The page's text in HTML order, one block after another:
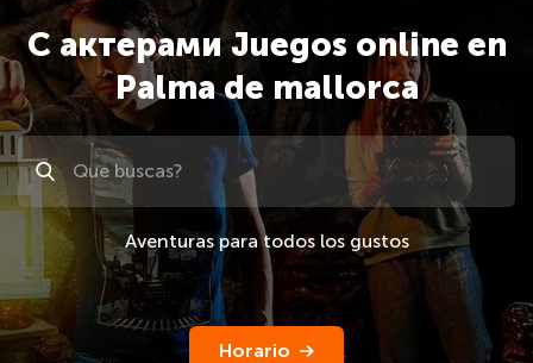
С актерами Juegos online en
Palma de mallorca
Поиск
Aventuras para todos los gustos
Horario